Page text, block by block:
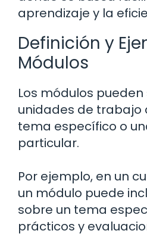
aprendizaje y la
Definición y
Módulos
Los módulos
unidades de trabajo
tema específico o
particular.
Por ejemplo, en un
un módulo puede
sobre un tema
prácticos y